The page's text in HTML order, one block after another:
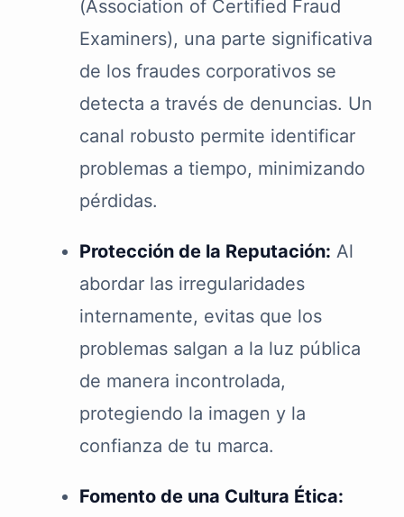
(Association of Certified Fraud
Examiners), una parte significativa
de los fraudes corporativos se
detecta a través de denuncias. Un
canal robusto permite identificar
problemas a tiempo, minimizando
pérdidas.
Protección de la Reputación: Al
abordar las irregularidades
internamente, evitas que los
problemas salgan a la luz pública
de manera incontrolada,
protegiendo la imagen y la
confianza de tu marca.
Fomento de una Cultura Ética: